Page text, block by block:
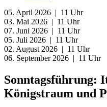
05. April 2026 | 11 Uhr
03. Mai 2026 | 11 Uhr
07. Juni 2026 | 11 Uhr
05. Juli 2026 | 11 Uhr
02. August 2026 | 11 Uhr
06. September 2026 | 11 Uhr
Sonntagsführung:
Königstraum und